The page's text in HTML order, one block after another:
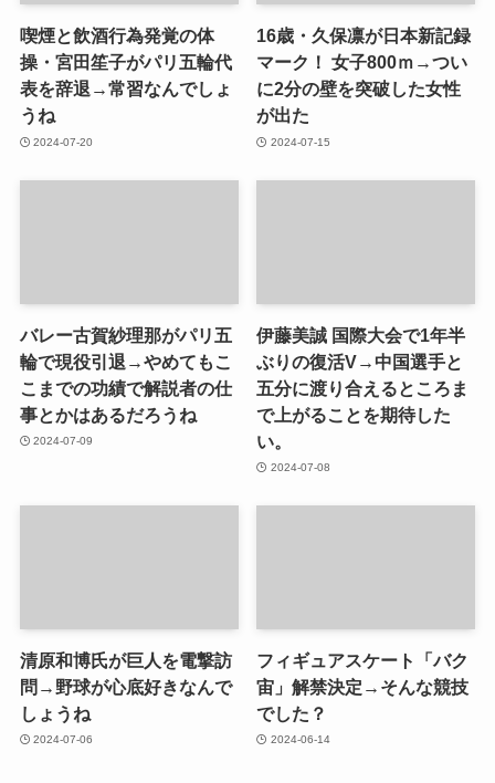
喫煙と飲酒行為発覚の体
操・宮田笙子がパリ五輪代
表を辞退→常習なんでしょ
うね
2024-07-20
16歳・久保凛が日本新記録
マーク！ 女子800ｍ→つい
に2分の壁を突破した女性
が出た
2024-07-15
バレー古賀紗理那がパリ五
輪で現役引退→やめてもこ
こまでの功績で解説者の仕
事とかはあるだろうね
2024-07-09
伊藤美誠 国際大会で1年半
ぶりの復活V→中国選手と
五分に渡り合えるところま
で上がることを期待した
い。
2024-07-08
清原和博氏が巨人を電撃訪
問→野球が心底好きなんで
しょうね
2024-07-06
フィギュアスケート「バク
宙」解禁決定→そんな競技
でした？
2024-06-14